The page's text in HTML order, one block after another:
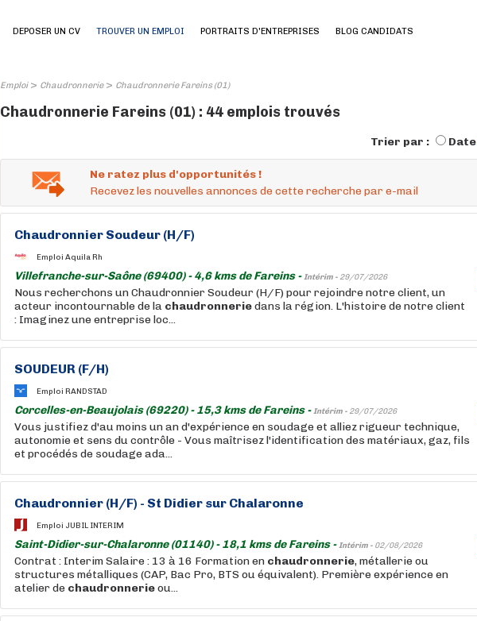
DEPOSER UN CV TROUVER UN EMPLOI PORTRAITS D'ENTREPRISES BLOG CANDIDATS
Emploi> Chaudronnerie> Chaudronnerie Fareins (01)
Chaudronnerie Fareins (01) : 44 emplois trouvés
Trier par : Date
Ne ratez plus d'opportunités !
Recevez les nouvelles annonces de cette recherche par e-mail
Chaudronnier Soudeur (H/F)
Emploi Aquila Rh
Villefranche-sur-Saône (69400) - 4,6 kms de Fareins -Intérim - 29/07/2026
Nous recherchons un Chaudronnier Soudeur (H/F) pour rejoindre notre client, un
acteur incontournable de la chaudronneriedans la région. L'histoire de notre client
: Imaginez une entreprise loc...
SOUDEUR (F/H)
Emploi RANDSTAD
Corcelles-en-Beaujolais (69220) - 15,3 kms de Fareins -Intérim - 29/07/2026
Vous justifiez d'au moins un an d'expérience en soudage et alliez rigueur technique,
autonomie et sens du contrôle - Vous maîtrisez l'identification des matériaux, gaz, fils
et procédés de soudage ada...
Chaudronnier (H/F) - St Didier sur Chalaronne
Emploi JUBIL INTERIM
Saint-Didier-sur-Chalaronne (01140) - 18,1 kms de Fareins -Intérim - 02/08/2026
Contrat : Interim Salaire : 13 à 16 Formation en chaudronnerie, métallerie ou
structures métalliques (CAP, Bac Pro, BTS ou équivalent). Première expérience en
atelier de chaudronnerieou...